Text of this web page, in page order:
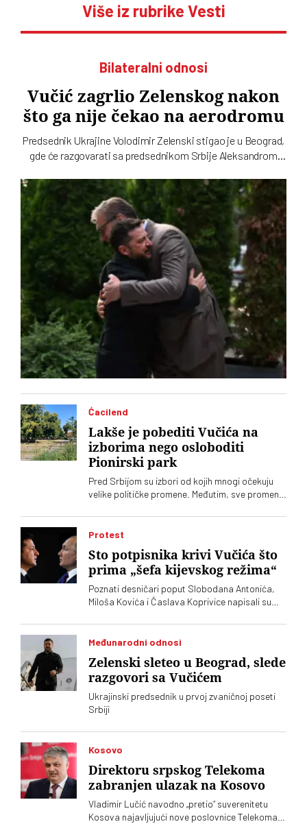
Više iz rubrike Vesti
Bilateralni odnosi
Vučić zagrlio Zelenskog nakon
što ga nije čekao na aerodromu
Predsednik Ukrajine Volodimir Zelenski stigao je u Beograd,
gde će razgovarati sa predsednikom Srbije Aleksandrom
zvanična poseta Srbiji. Dolazak Zelenskog obeležio
svojevrsni skandal na aerodromu Nikola Tesla, gde ga je
umesto Vučića dočekala ministarka energetike Dubravka
đedović Handanović
Ćacilend
Lakše je pobediti Vučića na
izborima nego osloboditi
Pionirski park
Pred Srbijom su izbori od kojih mnogi očekuju
velike političke promene. Međutim, sve promene
gradskih parkova, a „Ćacilend” još uvek okupira
Pionirski
Protest
Sto potpisnika krivi Vučića što
prima „šefa kijevskog režima“
Poznati desničari poput Slobodana Antonića,
Miloša Kovića i Časlava Koprivice napisali su
Ukrajine Volodimira Zelenskog
Međunarodni odnosi
Zelenski sleteo u Beograd, slede
razgovori sa Vučićem
Ukrajinski predsednik u prvoj zvaničnoj poseti
Srbiji
Kosovo
Direktoru srpskog Telekoma
zabranjen ulazak na Kosovo
Vladimir Lučić navodno „pretio“ suverenitetu
Kosova najavljujući nove poslovnice Telekoma